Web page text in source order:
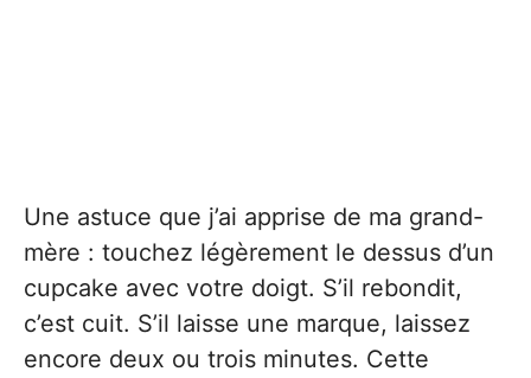
Une astuce que j’ai apprise de ma grand-
mère : touchez légèrement le dessus d’un
cupcake avec votre doigt. S’il rebondit,
c’est cuit. S’il laisse une marque, laissez
encore deux ou trois minutes. Cette